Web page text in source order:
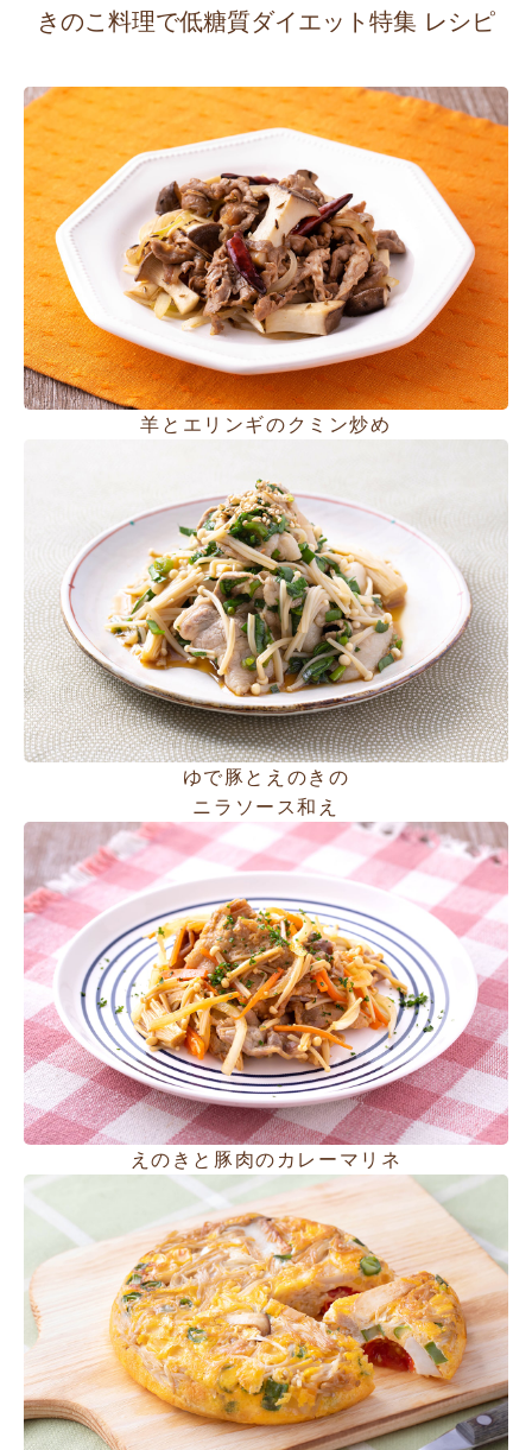
きのこ料理で低糖質ダイエット特集 レシピ
羊とエリンギのクミン炒め
ゆで豚とえのきの
ニラソース和え
えのきと豚肉のカレーマリネ